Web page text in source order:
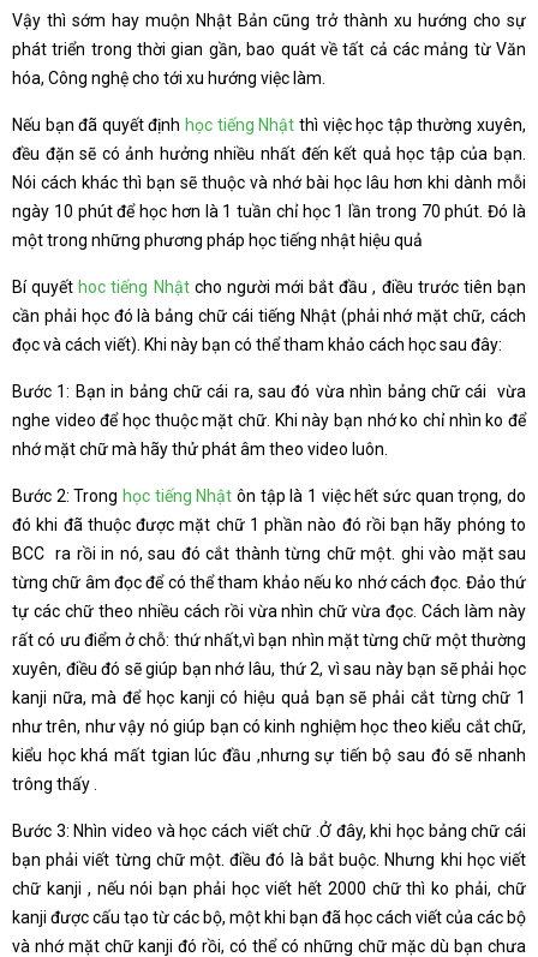
Vậy thì sớm hay muộn Nhật Bản cũng trở thành xu hướng cho sự
phát triển trong thời gian gần, bao quát về tất cả các mảng từ Văn
hóa, Công nghệ cho tới xu hướng việc làm.
Nếu bạn đã quyết định học tiếng Nhật thì việc học tập thường xuyên,
đều đặn sẽ có ảnh hưởng nhiều nhất đến kết quả học tập của bạn.
Nói cách khác thì bạn sẽ thuộc và nhớ bài học lâu hơn khi dành mỗi
ngày 10 phút để học hơn là 1 tuần chỉ học 1 lần trong 70 phút. Đó là
một trong những phương pháp học tiếng nhật hiệu quả
Bí quyết hoc tiếng Nhậtcho người mới bắt đầu , điều trước tiên bạn
cần phải học đó là bảng chữ cái tiếng Nhật (phải nhớ mặt chữ, cách
đọc và cách viết). Khi này bạn có thể tham khảo cách học sau đây:
Bước 1: Bạn in bảng chữ cái ra, sau đó vừa nhìn bảng chữ cái vừa
nghe video để học thuộc mặt chữ. Khi này bạn nhớ ko chỉ nhìn ko để
nhớ mặt chữ mà hãy thử phát âm theo video luôn.
Bước 2: Trong học tiếng Nhật ôn tập là 1 việc hết sức quan trọng, do
đó khi đã thuộc được mặt chữ 1 phần nào đó rồi bạn hãy phóng to
BCC ra rồi in nó, sau đó cắt thành từng chữ một. ghi vào mặt sau
từng chữ âm đọc để có thể tham khảo nếu ko nhớ cách đọc. Đảo thứ
tự các chữ theo nhiều cách rồi vừa nhìn chữ vừa đọc. Cách làm này
rất có ưu điểm ở chỗ: thứ nhất,vì bạn nhìn mặt từng chữ một thường
xuyên, điều đó sẽ giúp bạn nhớ lâu, thứ 2, vì sau này bạn sẽ phải học
kanji nữa, mà để học kanji có hiệu quả bạn sẽ phải cắt từng chữ 1
như trên, như vậy nó giúp bạn có kinh nghiệm học theo kiểu cắt chữ,
kiểu học khá mất tgian lúc đầu ,nhưng sự tiến bộ sau đó sẽ nhanh
trông thấy .
Bước 3: Nhìn video và học cách viết chữ .Ở đây, khi học bảng chữ cái
bạn phải viết từng chữ một. điều đó là bắt buộc. Nhưng khi học viết
chữ kanji , nếu nói bạn phải học viết hết 2000 chữ thì ko phải, chữ
kanji được cấu tạo từ các bộ, một khi bạn đã học cách viết của các bộ
và nhớ mặt chữ kanji đó rồi, có thể có những chữ mặc dù bạn chưa